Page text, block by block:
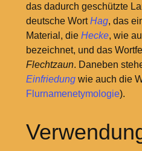
das dadurch geschützte
deutsche WortHag, das
Material, die Hecke, wie
bezeichnet, und das
Flechtzaun. Daneben
Einfriedungwie auch die
Flurnamenetymologie).